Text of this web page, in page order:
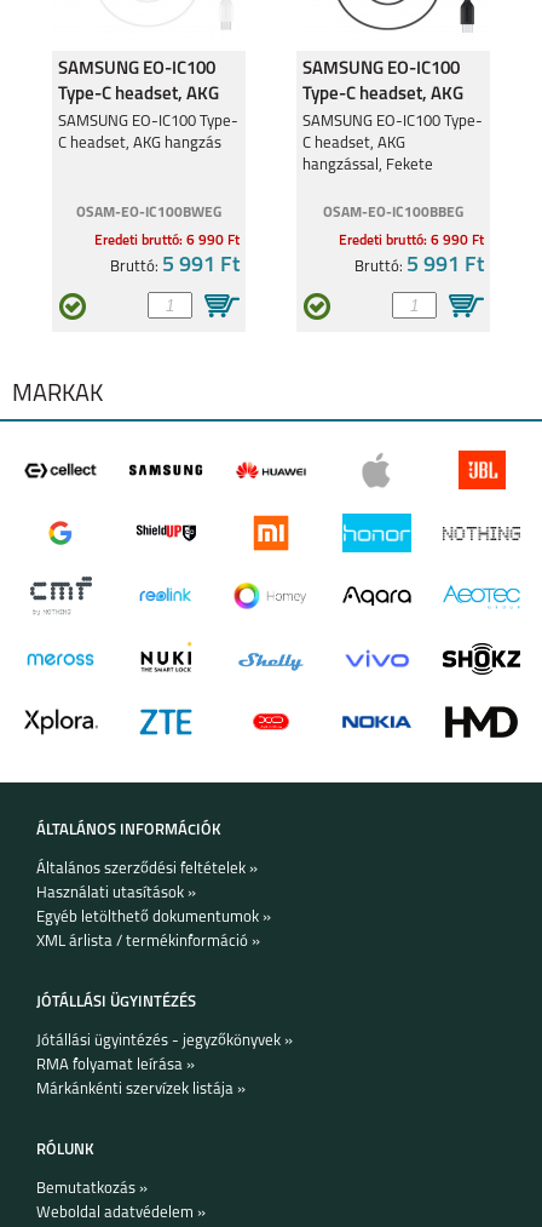
SAMSUNG EO-IC100
Type-C headset, AKG
hangzással, Fehér
SAMSUNG EO-IC100 Type-
C headset, AKG hangzás
OSAM-EO-IC100BWEG
Eredeti bruttó: 6 990 Ft
Bruttó: 5 991 Ft
SAMSUNG EO-IC100
Type-C headset, AKG
hangzással, Fekete
SAMSUNG EO-IC100 Type-
C headset, AKG
hangzással, Fekete
OSAM-EO-IC100BBEG
Eredeti bruttó: 6 990 Ft
Bruttó: 5 991 Ft
MÁRKÁK
ÁLTALÁNOS INFORMÁCIÓK
Általános szerződési feltételek »
Használati utasítások »
Egyéb letölthető dokumentumok »
XML árlista / termékinformáció »
JÓTÁLLÁSI ÜGYINTÉZÉS
Jótállási ügyintézés - jegyzőkönyvek »
RMA folyamat leírása »
Márkánkénti szervízek listája »
RÓLUNK
Bemutatkozás »
Weboldal adatvédelem »